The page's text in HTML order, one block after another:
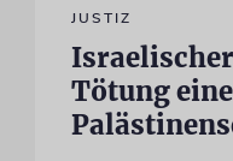
JUSTIZ
Tötung